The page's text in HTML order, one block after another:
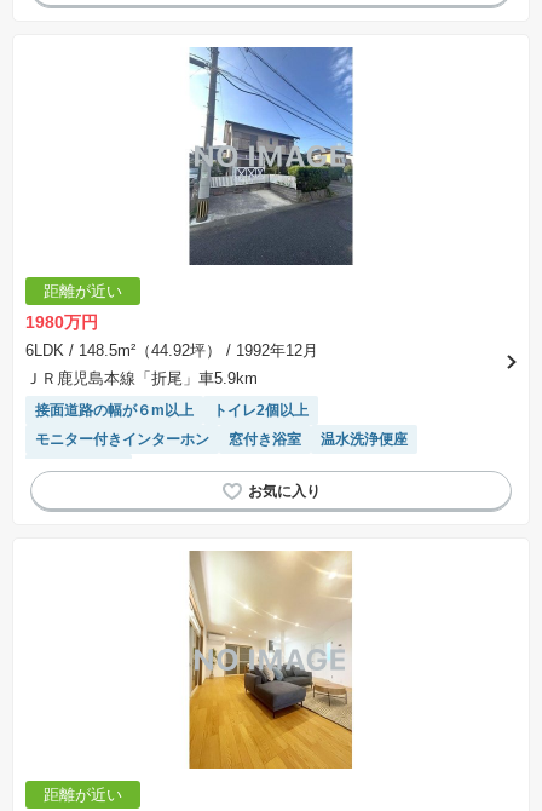
距離が近い
1980万円
6LDK / 148.5m²（44.92坪）
/ 1992年12月
ＪＲ鹿児島本線「折尾」車5.9km
接面道路の幅が６m以上
トイレ2個以上
モニター付きインターホン
窓付き浴室
温水洗浄便座
対面キッチン
距離が近い